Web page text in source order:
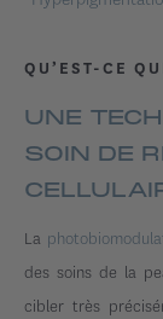
QU’EST-CE
UNE
SOIN DE
La
des soins de la
cibler très